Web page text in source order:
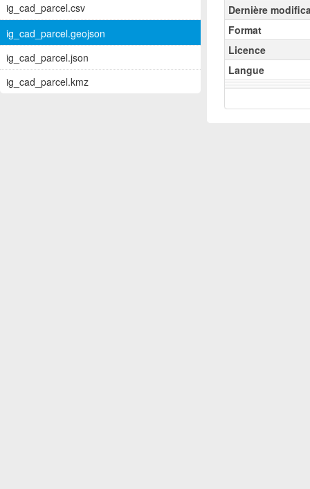
Dernière
Format
Licence
Langue
ig_cad_parcel.csv
ig_cad_parcel.geojson
ig_cad_parcel.json
ig_cad_parcel.kmz